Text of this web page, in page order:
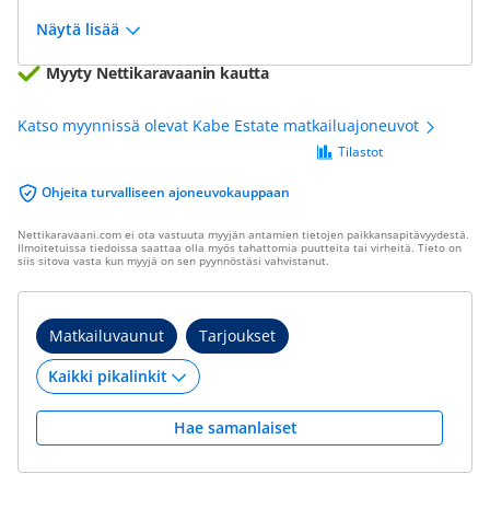
Näytä lisää
Myyty Nettikaravaanin kautta
Katso myynnissä olevat Kabe Estate matkailuajoneuvot
Ohjeita turvalliseen ajoneuvokauppaan
Tilastot
Nettikaravaani.com ei ota vastuuta myyjän antamien tietojen paikkansapitävyydestä.
Ilmoitetuissa tiedoissa saattaa olla myös tahattomia puutteita tai virheitä. Tieto on
siis sitova vasta kun myyjä on sen pyynnöstäsi vahvistanut.
Matkailuvaunut Tarjoukset
Hae samanlaiset